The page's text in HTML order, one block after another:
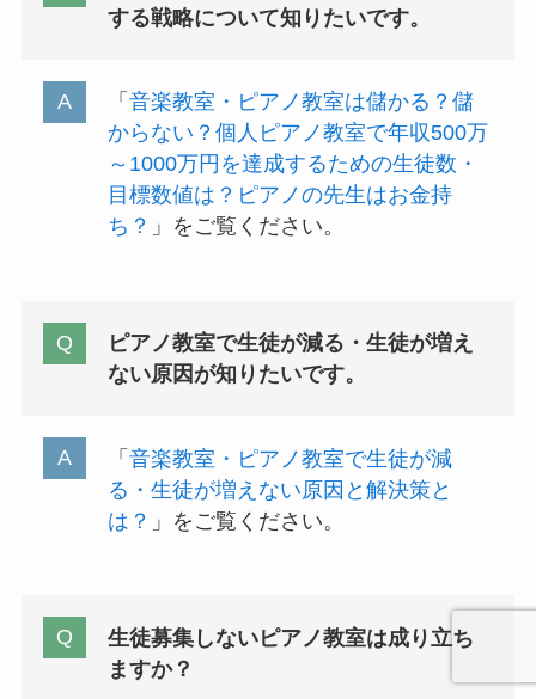
する戦略について知りたいです。
「 音楽教室・ピアノ教室は儲かる？儲
からない？個人ピアノ教室で年収500万
～1000万円を達成するための生徒数・
目標数値は？ピアノの先生はお金持
ち？ 」をご覧ください。
ピアノ教室で生徒が減る・生徒が増え
ない原因が知りたいです。
「 音楽教室・ピアノ教室で生徒が減
る・生徒が増えない原因と解決策と
は？ 」をご覧ください。
生徒募集しないピアノ教室は成り立ち
ますか？